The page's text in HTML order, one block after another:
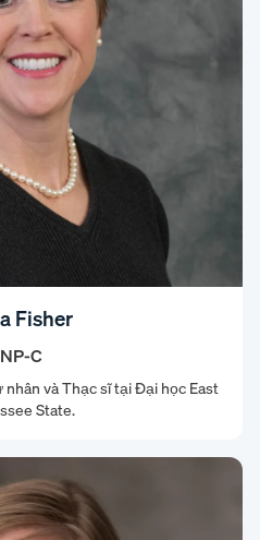
Fisher
C
và Thạc sĩ tại Đại học East
State.